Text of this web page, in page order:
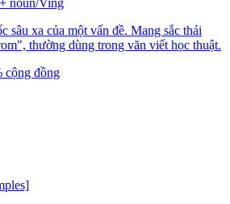
sâu xa của một vấn đề. Mang sắc thái
thường dùng trong văn viết học thuật.
cộng đồng